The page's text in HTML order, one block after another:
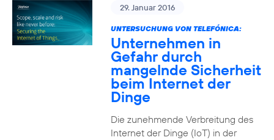
29. Januar 2016
UNTERSUCHUNG VON TELEFÓNICA:
Unternehmen in
Gefahr durch
mangelnde Sicherheit
beim Internet der
Dinge
Die zunehmende Verbreitung des
Internet der Dinge (IoT) in der